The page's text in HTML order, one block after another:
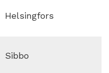
Helsingfors
Sibbo